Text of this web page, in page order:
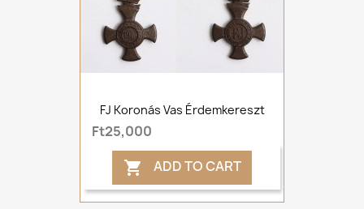
FJ Koronás Vas Érdemkereszt
Ft25,000
 ADD TO CART